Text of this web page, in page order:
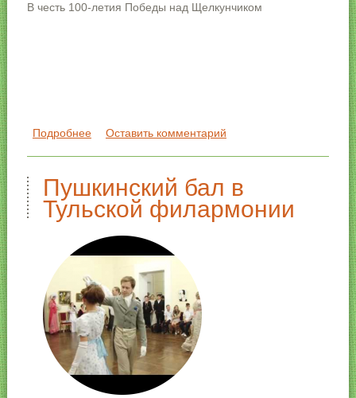
В честь 100-летия Победы над Щелкунчиком
Подробнеео Рок бал
Оставить комментарий
Пушкинский бал в
Тульской филармонии